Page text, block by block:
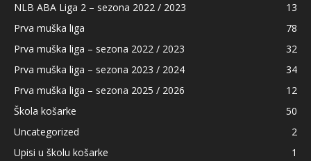
NLB ABA Liga 2 – sezona 2022 / 2023
13
Prva muška liga
78
Prva muška liga – sezona 2022 / 2023
32
Prva muška liga – sezona 2023 / 2024
34
Prva muška liga – sezona 2025 / 2026
12
Škola košarke
50
Uncategorized
2
Upisi u školu košarke
1